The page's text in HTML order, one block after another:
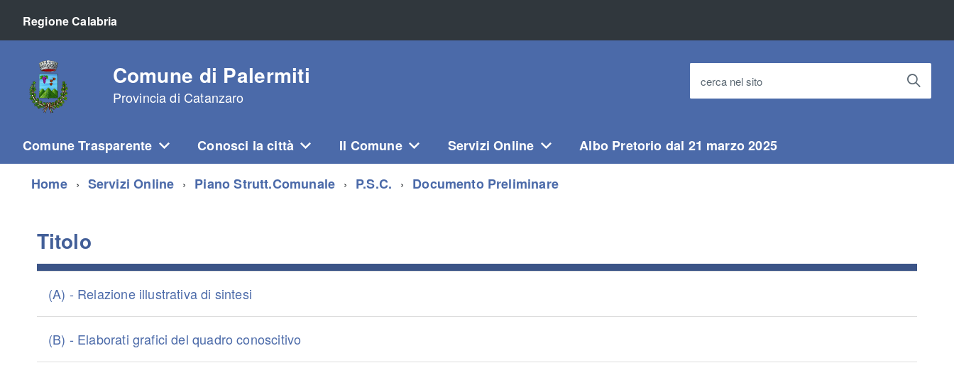
Regione Calabria
Comune di Palermiti
Provincia di Catanzaro
cerca nel sito
Comune Trasparente Conosci la città Il Comune Servizi Online Albo Pretorio dal 21 marzo 2025
Home Servizi Online Piano Strutt.Comunale P.S.C. Documento Preliminare
Titolo
(A) - Relazione illustrativa di sintesi
(B) - Elaborati grafici del quadro conoscitivo